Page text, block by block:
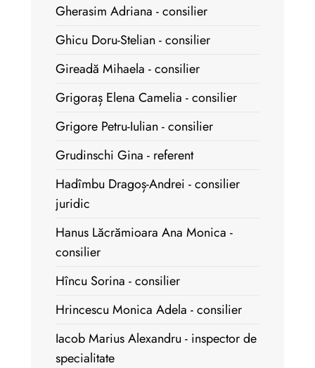
Gherasim Adriana - consilier
Ghicu Doru-Stelian - consilier
Gireadă Mihaela - consilier
Grigoraș Elena Camelia - consilier
Grigore Petru-Iulian - consilier
Grudinschi Gina - referent
Hadîmbu Dragoș-Andrei - consilier
juridic
Hanus Lăcrămioara Ana Monica -
consilier
Hîncu Sorina - consilier
Hrincescu Monica Adela - consilier
Iacob Marius Alexandru - inspector de
specialitate